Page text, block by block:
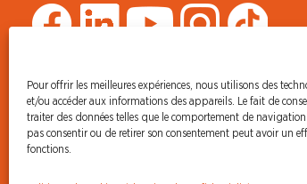
Pour offrir les meilleures expériences, nous utilisons des
et/ou accéder aux informations des appareils. Le fait de
traiter des données telles que le comportement de
pas consentir ou de retirer son consentement peut avoir un
fonctions.
© CFDT Orange
47 AVENUE SIMON BOLIVAR
75950 PARIS CEDEX 19